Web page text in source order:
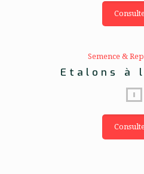
Semence &
Etalons à